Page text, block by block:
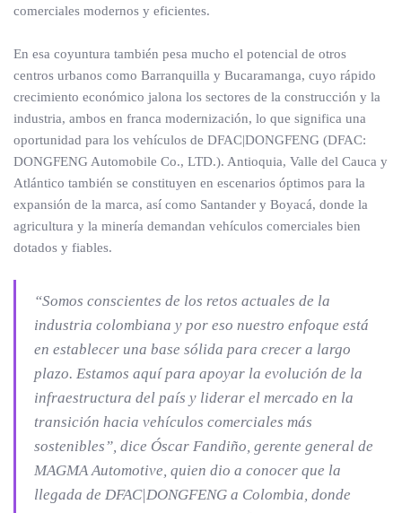
comerciales modernos y eficientes.
En esa coyuntura también pesa mucho el potencial de otros
centros urbanos como Barranquilla y Bucaramanga, cuyo rápido
crecimiento económico jalona los sectores de la construcción y la
industria, ambos en franca modernización, lo que significa una
oportunidad para los vehículos de DFAC|DONGFENG (DFAC:
DONGFENG Automobile Co., LTD.). Antioquia, Valle del Cauca y
Atlántico también se constituyen en escenarios óptimos para la
expansión de la marca, así como Santander y Boyacá, donde la
agricultura y la minería demandan vehículos comerciales bien
dotados y fiables.
“Somos conscientes de los retos actuales de la
industria colombiana y por eso nuestro enfoque está
en establecer una base sólida para crecer a largo
plazo. Estamos aquí para apoyar la evolución de la
infraestructura del país y liderar el mercado en la
transición hacia vehículos comerciales más
sostenibles”, dice Óscar Fandiño, gerente general de
MAGMA Automotive, quien dio a conocer que la
llegada de DFAC|DONGFENG a Colombia, donde